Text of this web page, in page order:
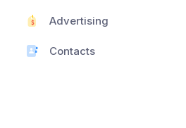
Advertising
Contacts